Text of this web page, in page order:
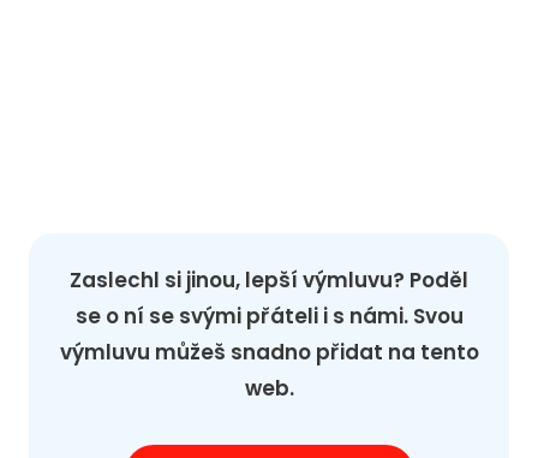
Zaslechl si jinou, lepší výmluvu? Poděl
se o ní se svými přáteli i s námi. Svou
výmluvu můžeš snadno přidat na tento
web.